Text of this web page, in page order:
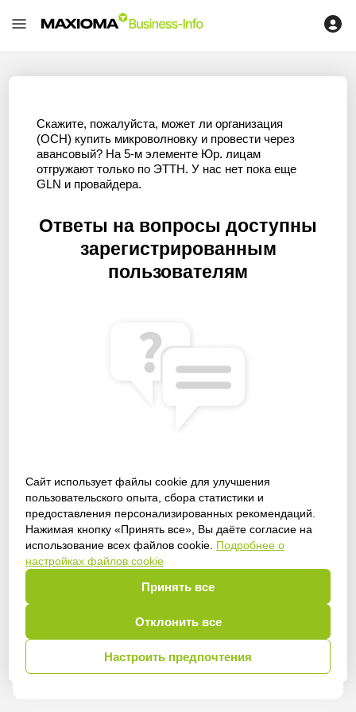
Сайт использует файлы cookie для улучшения
пользовательского опыта, сбора статистики и
предоставления персонализированных рекомендаций.
Нажимая кнопку «Принять все», Вы даёте согласие на
использование всех файлов cookie. Подробнее о
настройках файлов cookie
Принять все
Отклонить все
Настроить предпочтения
Скажите, пожалуйста, может ли организация
(ОСН) купить микроволновку и провести через
авансовый? На 5-м элементе Юр. лицам
отгружают только по ЭТТН. У нас нет пока еще
GLN и провайдера.
Ответы на вопросы доступны
зарегистрированным
пользователям
Получить доступ